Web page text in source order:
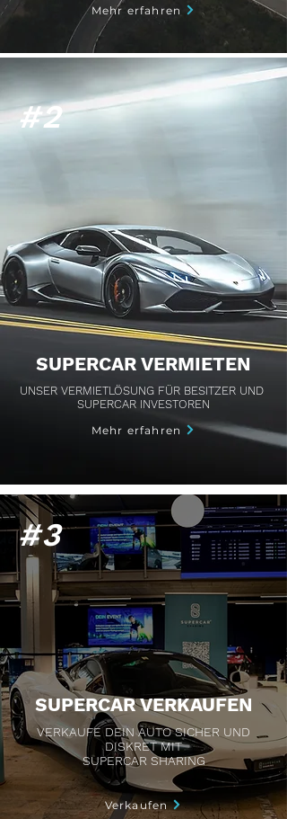
Mehr erfahren
#2
SUPERCAR VERMIETEN
UNSER VERMIETLÖSUNG FÜR BESITZER UND
SUPERCAR INVESTOREN
Mehr erfahren
#3
SUPERCAR VERKAUFEN
VERKAUFE DEIN AUTO SICHER UND
DISKRET MIT
SUPERCAR SHARING
Verkaufen